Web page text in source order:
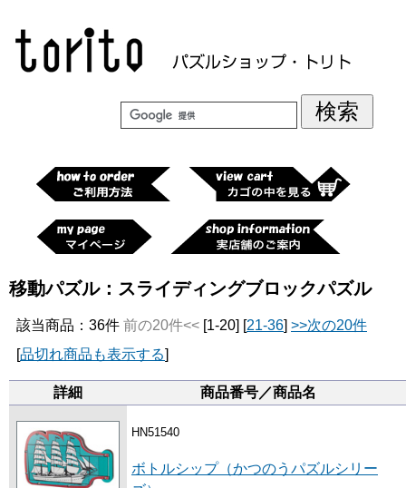
移動パズル：スライディングブロックパズル
該当商品：36件 前の20件<< [1-20] [21-36] >>次の20件
[品切れ商品も表示する]
詳細 商品番号／商品名
HN51540
ボトルシップ（かつのうパズルシリー